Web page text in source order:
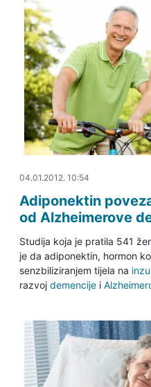
04.01.2012. 12:20
04.01.2012. 10:54
Adiponektin
od Alzheimerove
Studija koja je pratila 541
je da adiponektin, hormon
senzbiliziranjem tijela na
razvoj demencijei